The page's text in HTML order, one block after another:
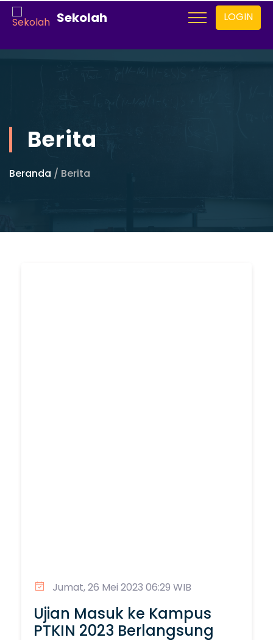
Sekolah LOGIN
Berita
Beranda / Berita
Jumat, 26 Mei 2023 06:29 WIB
Ujian Masuk ke Kampus
PTKIN 2023 Berlangsung